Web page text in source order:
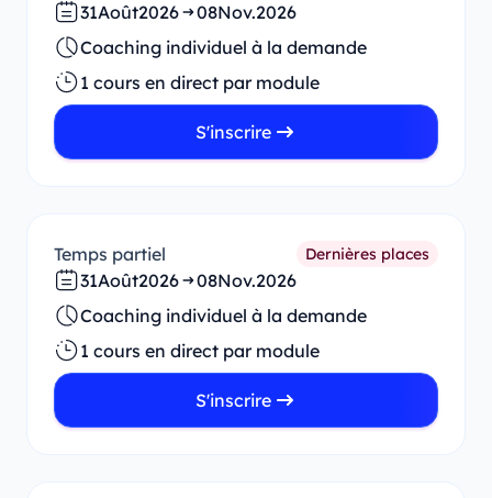
31Août2026 08Nov.2026
Coaching individuel à la demande
1 cours en direct par module
S'inscrire
Temps partiel Dernières places
31Août2026 08Nov.2026
Coaching individuel à la demande
1 cours en direct par module
S'inscrire